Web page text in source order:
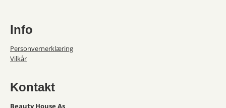
Info
Personvernerklæring
Vilkår
Kontakt
Beauty House As